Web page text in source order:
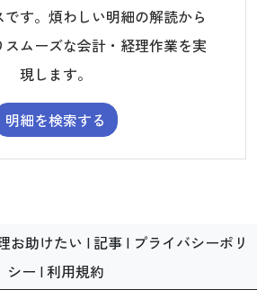
す。煩わしい明細の解読から
ムーズな会計・経理作業を実
現します。
明細を検索する
お助けたい |記事| プライバシーポリ
シー |利用規約